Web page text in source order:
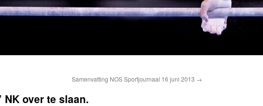
Samenvatting NOS Sportjournaal 16 juni 2013 →
NK over te slaan.